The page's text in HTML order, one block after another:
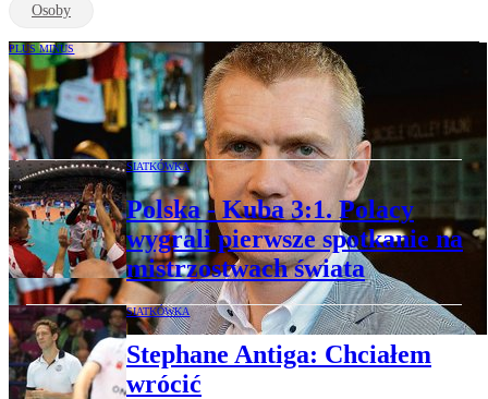
Osoby
PLUS MINUS
Paweł Zagumny: Siatkarze nie mają się
czego wstydzić
SIATKÓWKA
Polska - Kuba 3:1. Polacy
wygrali pierwsze spotkanie na
mistrzostwach świata
SIATKÓWKA
Stephane Antiga: Chciałem
wrócić